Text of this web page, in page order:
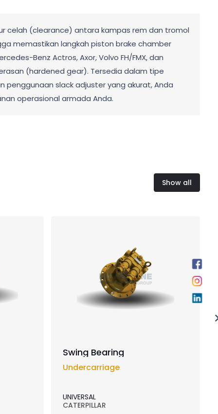
celah (clearance) antara kampas rem dan tromol
memastikan langkah piston brake chamber
Benz Actros, Axor, Volvo FH/FMX, dan
(hardened gear). Tersedia dalam tipe
penggunaan slack adjuster yang akurat, Anda
operasional armada Anda.
Show all
Swing Bearing
Undercarriage
UNIVERSAL
CATERPILLAR